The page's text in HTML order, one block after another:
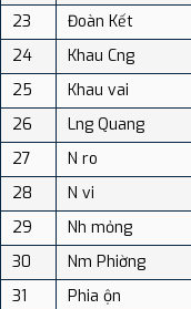
23
Đoàn Kết
24
Khau Cng
25
Khau vai
26
Lng Quang
27
N ro
28
N vi
29
Nh mỏng
30
Nm Phiờng
31
Phia ộn